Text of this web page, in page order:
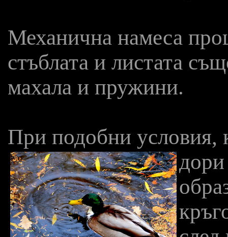
Механична намеса
стъблата и листата
махала и пружини.
При подобни условия,
дори